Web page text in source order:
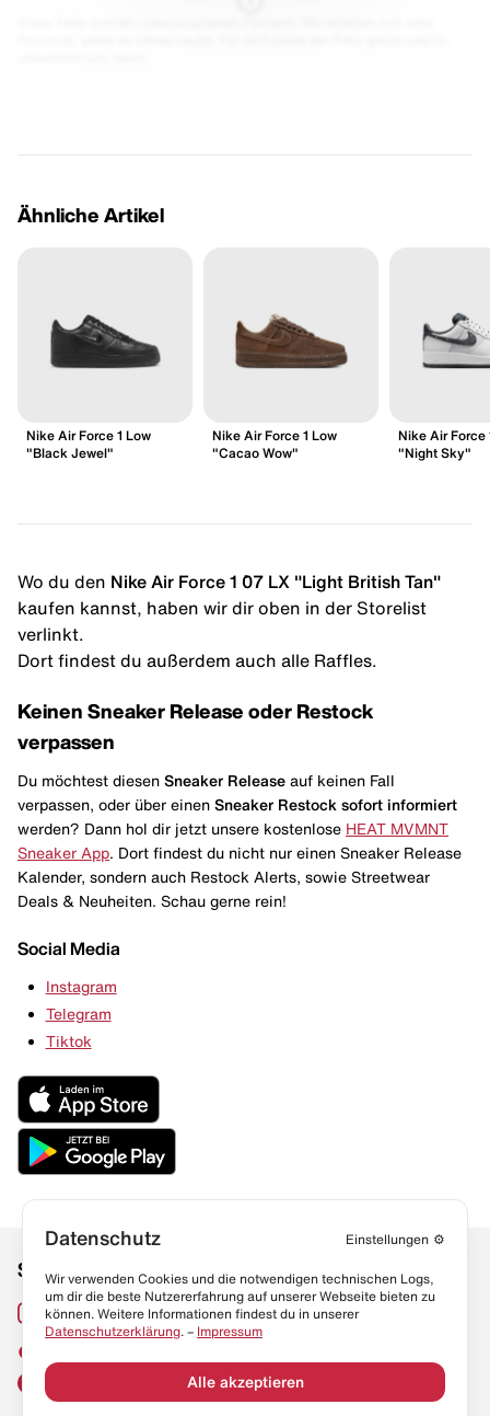
Ähnliche Artikel
Nike Air Force 1 Low
"Black Jewel"
Nike Air Force 1 Low
"Cacao Wow"
Nike Air Force
"Night Sky"
Wo du den Nike Air Force 1 `07 LX "Light British Tan"
kaufen kannst, haben wir dir oben in der Storelist
verlinkt.
Dort findest du außerdem auch alle Raffles.
Keinen Sneaker Release oder Restock
verpassen
Du möchtest diesen Sneaker Release auf keinen Fall
verpassen, oder über einen Sneaker Restock sofort informiert
werden? Dann hol dir jetzt unsere kostenlose HEAT MVMNT
Sneaker App . Dort findest du nicht nur einen Sneaker Release
Kalender, sondern auch Restock Alerts, sowie Streetwear
Deals & Neuheiten. Schau gerne rein!
Social Media
Instagram
Telegram
Tiktok
Social Media
Instagram
Links
Sneaker Lexikon
Resell Guide
Datenschutz
Datenschutz Einstellungen ⚙️
Wir verwenden Cookies und die notwendigen technischen Logs,
um dir die beste Nutzererfahrung auf unserer Webseite bieten zu
können. Weitere Informationen findest du in unserer
Datenschutzerklärung. – Impressum
Alle akzeptieren